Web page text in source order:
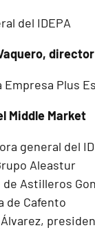
del IDEPA
director
Plus
Middle Market
general del
Aleastur
Astilleros
de Cafento